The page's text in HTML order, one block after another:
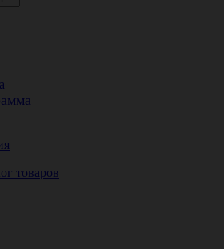
товаров